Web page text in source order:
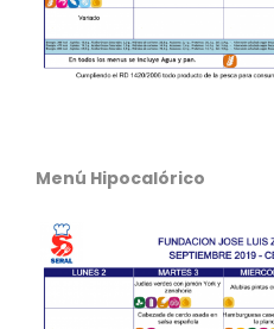
Menú Hipocalórico